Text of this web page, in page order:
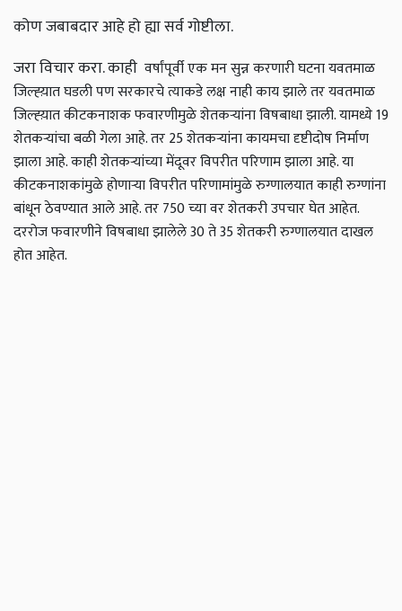
कोण जबाबदार आहे हो ह्या सर्व गोष्टीला.
जरा विचार करा. काही वर्षांपूर्वी एक मन सुन्न करणारी घटना यवतमाळ
जिल्ह्य़ात घडली पण सरकारचे त्याकडे लक्ष नाही काय झाले तर यवतमाळ
जिल्ह्य़ात कीटकनाशक फवारणीमुळे शेतकर्‍यांना विषबाधा झाली. यामध्ये 19
शेतकऱ्यांचा बळी गेला आहे. तर 25 शेतकर्‍यांना कायमचा दृष्टीदोष निर्माण
झाला आहे. काही शेतकर्‍यांच्या मेंदूवर विपरीत परिणाम झाला आहे. या
कीटकनाशकांमुळे होणाऱ्या विपरीत परिणामांमुळे रुग्णालयात काही रुग्णांना
बांधून ठेवण्यात आले आहे. तर 750 च्या वर शेतकरी उपचार घेत आहेत.
दररोज फवारणीने विषबाधा झालेले 30 ते 35 शेतकरी रुग्णालयात दाखल
होत आहेत.